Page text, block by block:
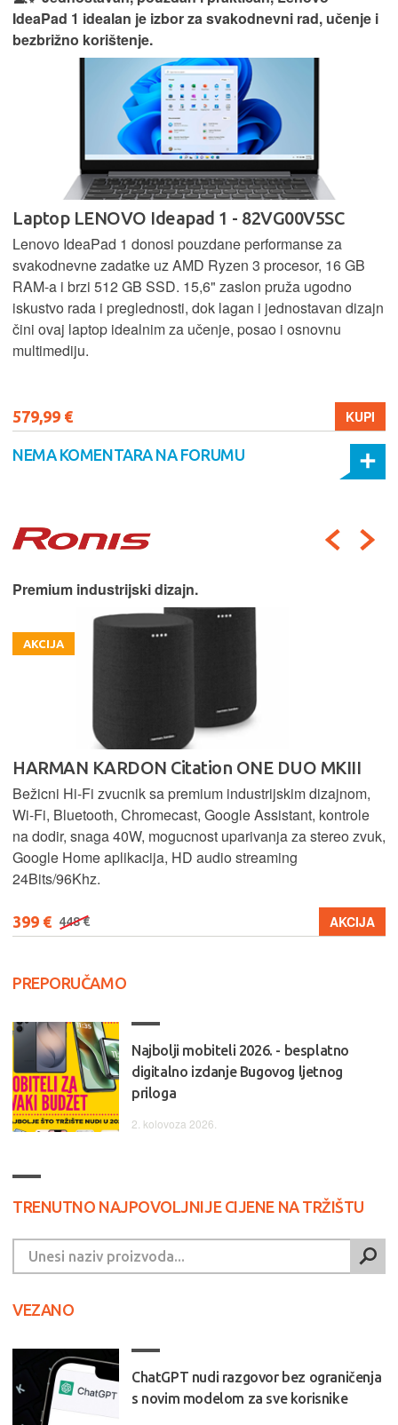
IdeaPad 1 idealan je izbor za svakodnevni rad, učenje i
bezbrižno korištenje.
Laptop LENOVO Ideapad 1 - 82VG00V5SC
Lenovo IdeaPad 1 donosi pouzdane performanse za
svakodnevne zadatke uz AMD Ryzen 3 procesor, 16 GB
RAM-a i brzi 512 GB SSD. 15,6" zaslon pruža ugodno
iskustvo rada i preglednosti, dok lagan i jednostavan dizajn
čini ovaj laptop idealnim za učenje, posao i osnovnu
multimediju.
579,99 € KUPI
NEMA KOMENTARA NA FORUMU
Premium industrijski dizajn.
AKCIJA
HARMAN KARDON Citation ONE DUO MKIII
Bežicni Hi-Fi zvucnik sa premium industrijskim dizajnom,
Wi-Fi, Bluetooth, Chromecast, Google Assistant, kontrole
na dodir, snaga 40W, mogucnost uparivanja za stereo zvuk,
Google Home aplikacija, HD audio streaming
24Bits/96Khz.
399 € 448 € AKCIJA
PREPORUČAMO
Najbolji mobiteli 2026. - besplatno
digitalno izdanje Bugovog ljetnog
priloga
2. kolovoza 2026.
TRENUTNO NAJPOVOLJNIJE CIJENE NA TRŽIŠTU
VEZANO
ChatGPT nudi razgovor bez ograničenja
s novim modelom za sve korisnike